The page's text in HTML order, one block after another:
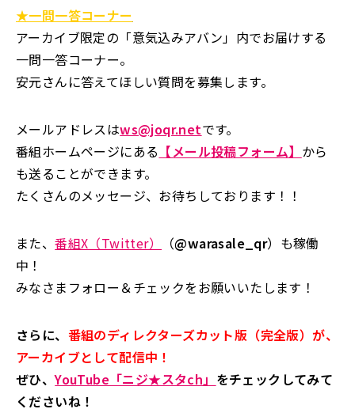
★一問一答コーナー
アーカイブ限定の「意気込みアバン」内でお届けする
一問一答コーナー。
安元さんに答えてほしい質問を募集します。
メールアドレスはws@joqr.netです。
番組ホームページにある 【メール投稿フォーム】 から
も送ることができます。
たくさんのメッセージ、お待ちしております！！
また、番組X（Twitter） （@warasale_qr）も稼働
中！
みなさまフォロー＆チェックをお願いいたします！
さらに、 番組のディレクターズカット版（完全版）が、
アーカイブとして配信中！
ぜひ、YouTube「ニジ★スタch」 をチェックしてみて
くださいね！